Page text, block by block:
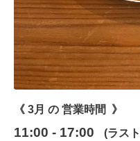
《 3月 の 営業時間 》
11:00 - 17:00
(ラス